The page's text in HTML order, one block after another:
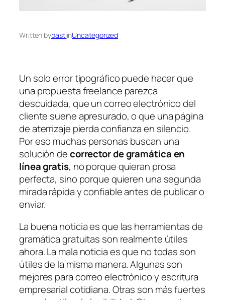
Written bybastiinUncategorized
Un solo error tipográfico puede hacer que
una propuesta freelance parezca
descuidada, que un correo electrónico del
cliente suene apresurado, o que una página
de aterrizaje pierda confianza en silencio.
Por eso muchas personas buscan una
solución decorrector de gramática en
línea gratis, no porque quieran prosa
perfecta, sino porque quieren una segunda
mirada rápida y confiable antes de publicar o
enviar.
La buena noticia es que las herramientas de
gramática gratuitas son realmente útiles
ahora. La mala noticia es que no todas son
útiles de la misma manera. Algunas son
mejores para correo electrónico y escritura
empresarial cotidiana. Otras son más fuertes